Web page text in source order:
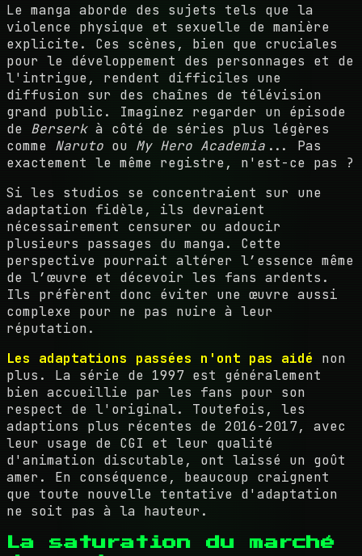
Le manga aborde des sujets tels que la
violence physique et sexuelle de manière
explicite. Ces scènes, bien que cruciales
pour le développement des personnages et de
l'intrigue, rendent difficiles une
diffusion sur des chaînes de télévision
grand public. Imaginez regarder un épisode
de Berserkà côté de séries plus légères
comme Naruto ou My Hero Academia ... Pas
exactement le même registre, n'est-ce pas ?
Si les studios se concentraient sur une
adaptation fidèle, ils devraient
nécessairement censurer ou adoucir
plusieurs passages du manga. Cette
perspective pourrait altérer l’essence même
de l’œuvre et décevoir les fans ardents.
Ils préfèrent donc éviter une œuvre aussi
complexe pour ne pas nuire à leur
réputation.
Les adaptations passées n'ont pas aidé non
plus. La série de 1997 est généralement
bien accueillie par les fans pour son
respect de l'original. Toutefois, les
adaptions plus récentes de 2016-2017, avec
leur usage de CGI et leur qualité
d'animation discutable, ont laissé un goût
amer. En conséquence, beaucoup craignent
que toute nouvelle tentative d'adaptation
ne soit pas à la hauteur.
La saturation du marché